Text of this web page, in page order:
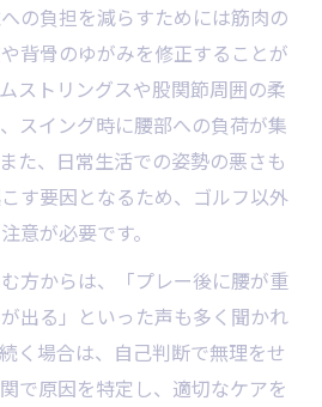
を整体目線で解説
く整体アプローチとは
痛対策に役立つ知恵
違いを比較してみよう
めの腰痛予防術を紹介
ッチと整体活用法一覧
行うべきケアのすすめ
ゴルフライフの魅力
スイングを目指すには
を選ぶポイント
の負担を減らすためには筋肉の
背骨のゆがみを修正することが
ストリングスや股関節周囲の柔
スイング時に腰部への負荷が集
た、日常生活での姿勢の悪さも
す要因となるため、ゴルフ以外
意が必要です。
方からは、「プレー後に腰が重
出る」といった声も多く聞かれ
く場合は、自己判断で無理をせ
で原因を特定し、適切なケアを